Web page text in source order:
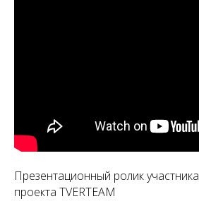
Презентационный ролик участника
проекта TVERTEAM